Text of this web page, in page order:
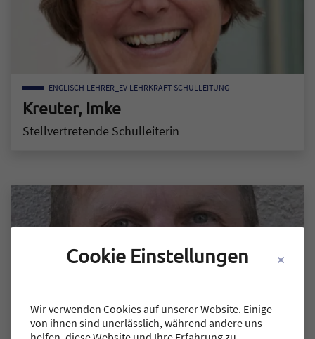
ENGLISCH LEHRER_EV LEHRKRAFT SCHULLEITUNG
Kreuter, Imke
Stellvertretende Schulleiterin
Cookie Einstellungen
Wir verwenden Cookies auf unserer Website. Einige
von ihnen sind unerlässlich, während andere uns